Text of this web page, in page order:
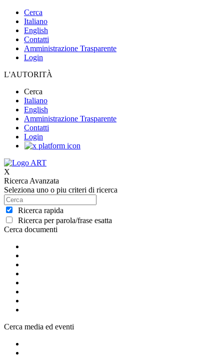
Cerca
Italiano
English
Contatti
Amministrazione Trasparente
Login
L'AUTORITÀ
Cerca
Italiano
English
Amministrazione Trasparente
Contatti
Login
X
Ricerca Avanzata
Seleziona uno o piu criteri di ricerca
Ricerca rapida
Ricerca per parola/frase esatta
Cerca documenti
Cerca media ed eventi